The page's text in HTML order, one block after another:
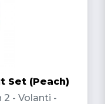
Set (Peach)
- Volanti -